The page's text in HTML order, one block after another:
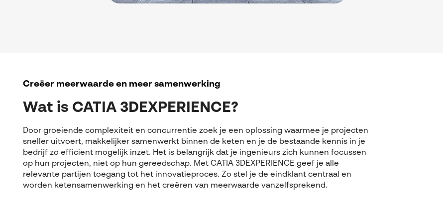
Creëer meerwaarde en meer samenwerking
Wat is CATIA 3DEXPERIENCE?
Door groeiende complexiteit en concurrentie zoek je een oplossing waarmee je projecten
sneller uitvoert, makkelijker samenwerkt binnen de keten en je de bestaande kennis in je
bedrijf zo efficient mogelijk inzet. Het is belangrijk dat je ingenieurs zich kunnen focussen
op hun projecten, niet op hun gereedschap. Met CATIA 3DEXPERIENCE geef je alle
relevante partijen toegang tot het innovatieproces. Zo stel je de eindklant centraal en
worden ketensamenwerking en het creëren van meerwaarde vanzelfsprekend.